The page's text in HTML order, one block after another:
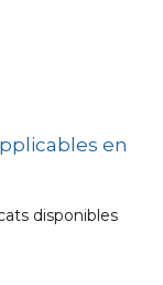
en
disponibles